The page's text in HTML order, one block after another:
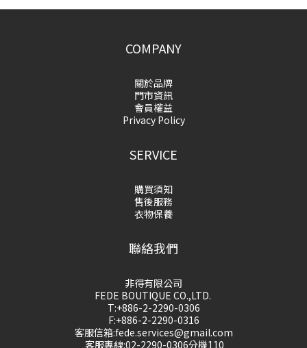
COMPANY
關於品牌
門市資訊
會員權益
Privacy Policy
SERVICE
購買須知
售後服務
衣物保養
聯絡我們
非得有限公司
FEDE BOUTIQUE CO.,LTD.
T:+886-2-2290-0306
F:+886-2-2290-0316
客服信箱:fede.services@gmail.com
客服專線:02-2290-0306分機110